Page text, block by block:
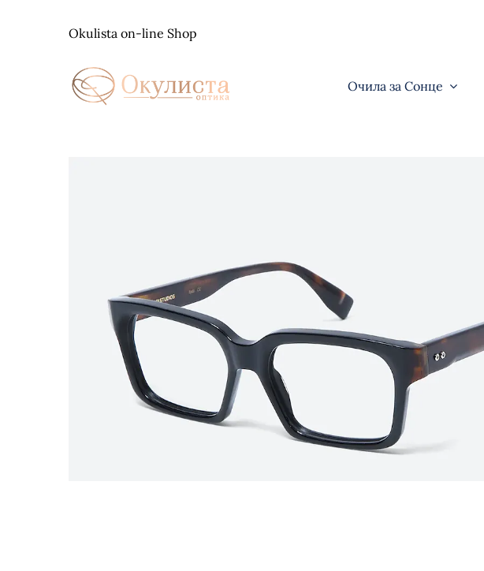
Okulista on-line Shop
Очила за Сонце